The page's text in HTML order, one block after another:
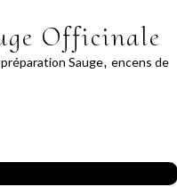
Officinale
préparation Sauge, encens de